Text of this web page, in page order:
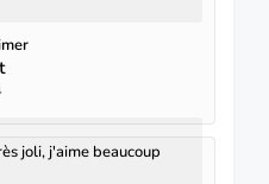
joli, j'aime beaucoup